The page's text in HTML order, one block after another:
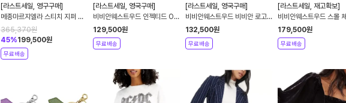
[라스트세일, 영구구매]
메종마르지엘라 스티치 지퍼 카
드홀더 S56UI0143
365,370원
45%199,500원
무료배송
[라스트세일, 영국구매]
비비안웨스트우드 인젝티드 Orb
슬림 카드 홀더
129,500원
무료배송
[라스트세일, 영국구매]
비비안웨스트우드 비비안 로고
슬림 플랩 카드홀더 2컬러
132,500원
무료배송
[라스트세일, 재고확보]
비비안웨스트우드 스몰
그린
179,500원
무료배송